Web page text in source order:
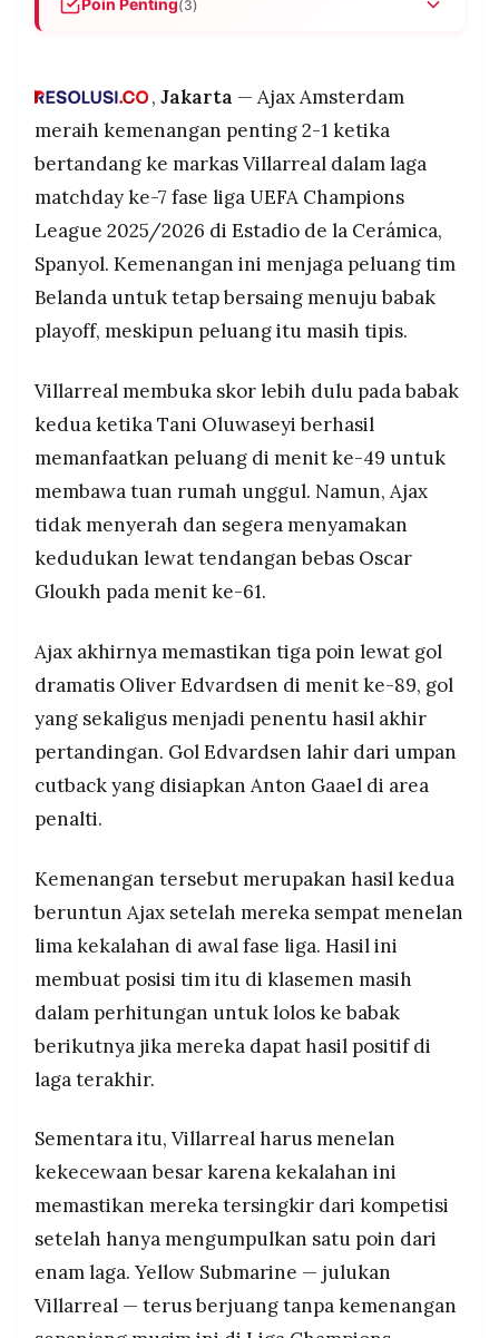
PT.
MEDIA
PRAMUDITA
©
-
PT.
MEDIA
PRAMUDITA
Poin Penting(3)
menjaga peluang lolos ke babak playoff Liga
Oluwaseyi, namun Ajax membalas lewat Oscar
Gloukh dan gol penentu Edvardsen di menit ke-
89.
Villarreal tersingkir dari UCL setelah hanya
mengoleksi satu poin, sementara Ajax masih bisa
lolos jika hasil laga terakhir mendukung.
, Jakarta — Ajax Amsterdam
meraih kemenangan penting 2-1 ketika
bertandang ke markas Villarreal dalam laga
matchday ke-7 fase liga UEFA Champions
League 2025/2026 di Estadio de la Cerámica,
Spanyol. Kemenangan ini menjaga peluang tim
Belanda untuk tetap bersaing menuju babak
playoff, meskipun peluang itu masih tipis.
Villarreal membuka skor lebih dulu pada babak
kedua ketika Tani Oluwaseyi berhasil
memanfaatkan peluang di menit ke-49 untuk
membawa tuan rumah unggul. Namun, Ajax
tidak menyerah dan segera menyamakan
kedudukan lewat tendangan bebas Oscar
Gloukh pada menit ke-61.
Ajax akhirnya memastikan tiga poin lewat gol
dramatis Oliver Edvardsen di menit ke-89, gol
yang sekaligus menjadi penentu hasil akhir
pertandingan. Gol Edvardsen lahir dari umpan
cutback yang disiapkan Anton Gaael di area
penalti.
Kemenangan tersebut merupakan hasil kedua
beruntun Ajax setelah mereka sempat menelan
lima kekalahan di awal fase liga. Hasil ini
membuat posisi tim itu di klasemen masih
dalam perhitungan untuk lolos ke babak
berikutnya jika mereka dapat hasil positif di
laga terakhir.
Sementara itu, Villarreal harus menelan
kekecewaan besar karena kekalahan ini
memastikan mereka tersingkir dari kompetisi
setelah hanya mengumpulkan satu poin dari
enam laga. Yellow Submarine — julukan
Villarreal — terus berjuang tanpa kemenangan